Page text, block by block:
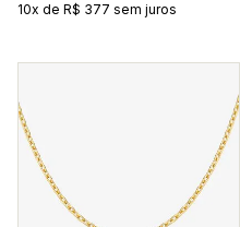
10x de R$ 377 sem juros